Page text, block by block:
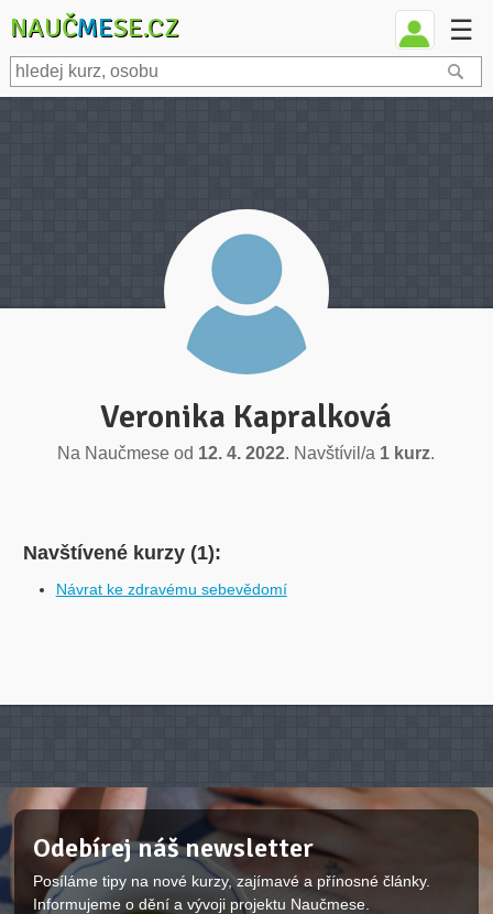
NAUČMESE.CZ ☰
Veronika Kapralková
Na Naučmese od 12. 4. 2022. Navštívil/a 1 kurz.
Navštívené kurzy (1):
Návrat ke zdravému sebevědomí
Odebírej náš newsletter
Posíláme tipy na nové kurzy, zajímavé a přínosné články.
Informujeme o dění a vývoji projektu Naučmese.